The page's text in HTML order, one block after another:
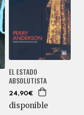
EL ESTADO
ABSOLUTISTA
24,90€
disponible